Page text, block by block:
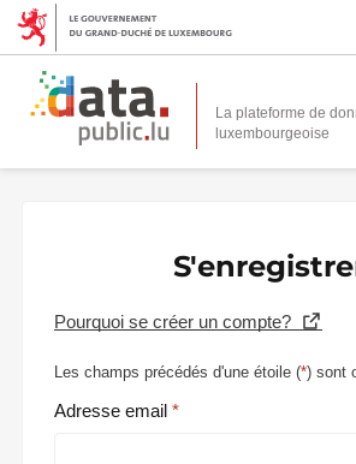
La plateforme de
Pourquoi se créer un compte?
Les champs précédés d'une étoile (*) sont
Adresse email